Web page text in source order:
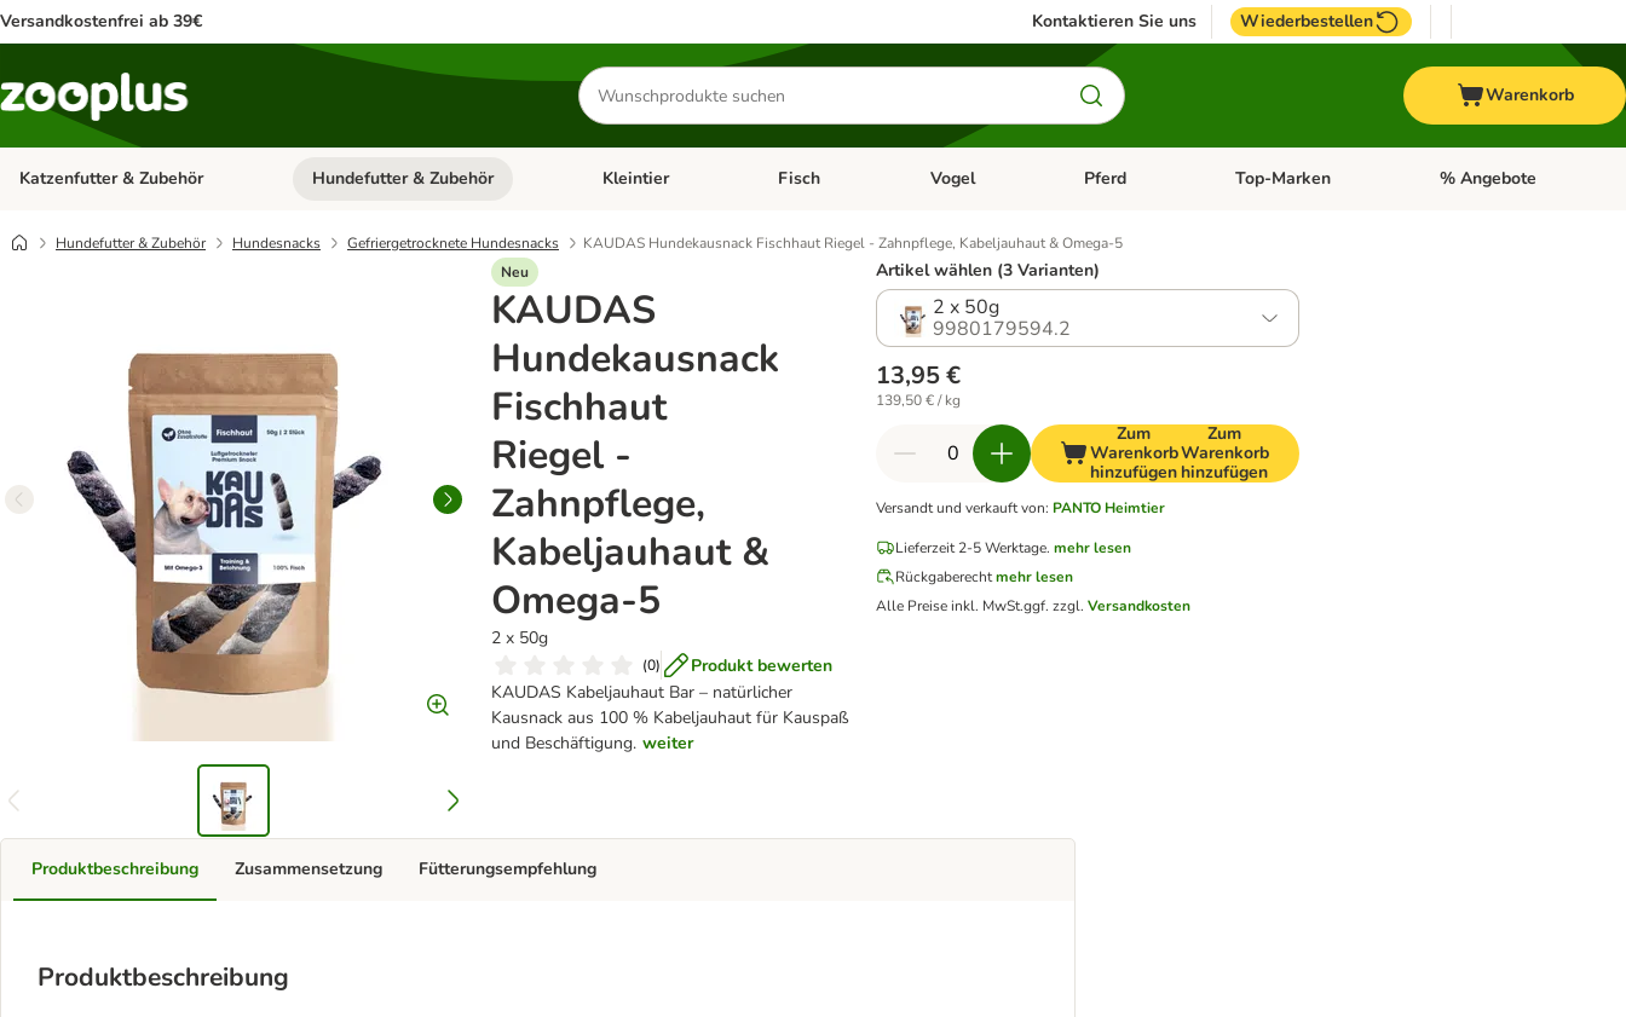
Versandkostenfrei ab 39€ Kontaktieren Sie uns Wiederbestellen
Produkte
suchen
Warenkorb
Katzenfutter & Zubehör Kategorie-Menü öffnen: Katzenfutter & Zubehör
Hundefutter & Zubehör Kategorie-Menü öffnen: Hundefutter & Zubehör
Kleintier Kategorie-Menü öffnen: Kleintier
Fisch Kategorie-Menü öffnen: Fisch
Vogel Kategorie-Menü öffnen: Vogel
Pferd Kategorie-Menü öffnen: Pferd
Top-Marken Kategorie-Menü öffnen:
% Angebote
Hundefutter & Zubehör Hundesnacks Gefriergetrocknete Hundesnacks
KAUDAS Hundekausnack Fischhaut Riegel - Zahnpflege, Kabeljauhaut & Omega-5
Neu
KAUDAS
Hundekausnack
Fischhaut
Riegel -
Zahnpflege,
Kabeljauhaut &
Omega-5
2 x 50g
(0)
Produkt bewerten
KAUDAS Kabeljauhaut Bar – natürlicher
Kausnack aus 100 % Kabeljauhaut für Kauspaß
und Beschäftigung. weiter
Artikel wählen (3 Varianten)
2 x 50g
9980179594.2
13,95 €
139,50 € / kg
Zum
Warenkorb
hinzufügen
Zum
Warenkorb
hinzufügen
Versandt und verkauft von: PANTO Heimtier
Lieferzeit 2-5 Werktage. mehr lesen
Rückgaberecht mehr lesen
Alle Preise inkl. MwSt.ggf. zzgl. Versandkosten
Produktbeschreibung
Produktbeschreibung
Zusammensetzung Fütterungsempfehlung